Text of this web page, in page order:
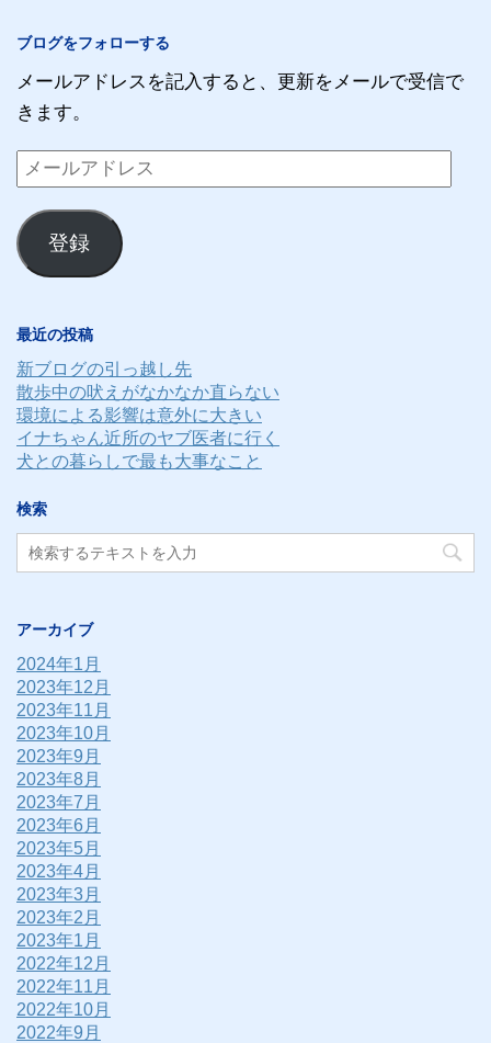
ブログをフォローする
メールアドレスを記入すると、更新をメールで受信で
きます。
メ
ル
ア
ス
登録
最近の投稿
新ブログの引っ越し先
散歩中の吠えがなかなか直らない
環境による影響は意外に大きい
イナちゃん近所のヤブ医者に行く
犬との暮らしで最も大事なこと
検索
アーカイブ
2024年1月
2023年12月
2023年11月
2023年10月
2023年9月
2023年8月
2023年7月
2023年6月
2023年5月
2023年4月
2023年3月
2023年2月
2023年1月
2022年12月
2022年11月
2022年10月
2022年9月